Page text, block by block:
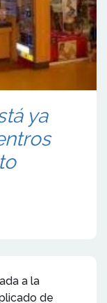
ya
a la
de